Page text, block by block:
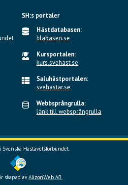
SH:s portaler
Hästdatabasen:
blabasen.se
Kursportalen:
kurs.svehast.se
Saluhästportalen:
svehastar.se
Webbsprångrulla:
länk till websprångrulla
Hästavelsförbundet.
skapad av AlizonWeb AB.